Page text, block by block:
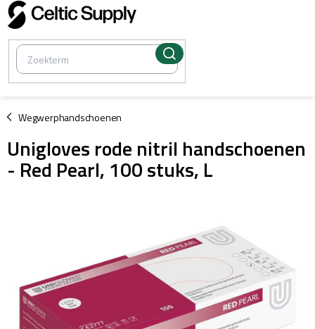
Overslaan
naar
inhoud
Wegwerphandschoenen
/
Unigloves rode nitril handschoenen
- Red Pearl, 100 stuks, L